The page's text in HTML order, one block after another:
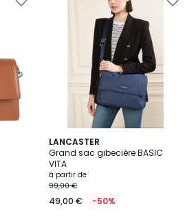
LANCASTER
Grand sac gibecière BASIC
VITA
à partir de
99,00 €
49,00 € -50%
3
Couleurs